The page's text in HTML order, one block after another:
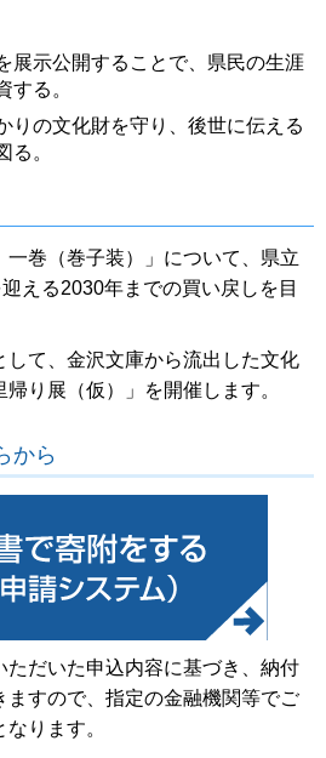
展示公開することで、県民の生涯
する。
りの文化財を守り、後世に伝える
る。
巻（巻子装）」について、県立
える2030年までの買い戻しを目
して、金沢文庫から流出した文化
り展（仮）」を開催します。
から
ただいた申込内容に基づき、納付
ますので、指定の金融機関等でご
ります。